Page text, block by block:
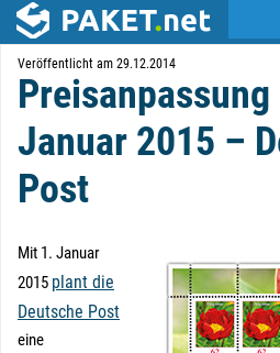
Veröffentlicht am 29.12.2014
Preisanpassung
Januar 2015 –
Post
Mit 1. Januar
2015 plant die
Deutsche Post
eine